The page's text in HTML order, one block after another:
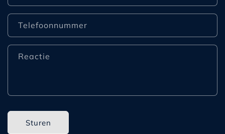
a
t
f
l
Telefoonnummer
Reactie
Sturen